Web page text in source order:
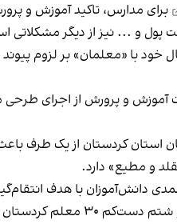
برای مدارس، تاکید آموزش و
پول و ... نیز از دیگر
خود با «معلمان» بر لزوم
استان کردستان از یک طرف
و مطیع» دارد.
دانش‌آموزان با هدف
کردستان شده است.